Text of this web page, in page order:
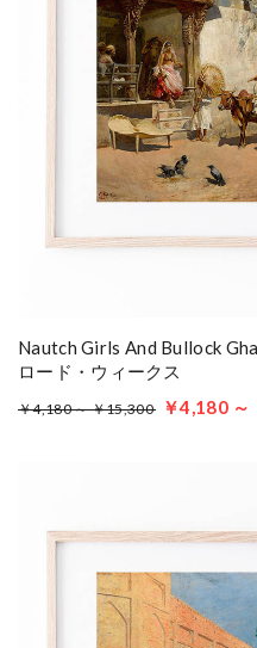
Nautch Girls And Bullock
ロード・ウィークス
￥4,180 ～ ￥15,300 ￥4,180